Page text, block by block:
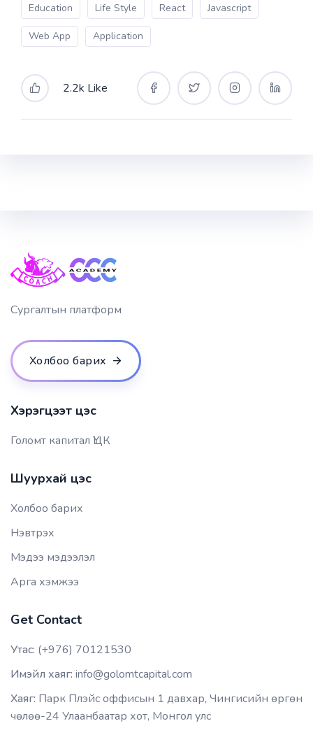
Education Life Style React Javascript
Web App Application
2.2k Like
Сургалтын платформ
Холбоо барих
Хэрэгцээт цэс
Голомт капитал ҮЦК
Шуурхай цэс
Холбоо барих
Нэвтрэх
Мэдээ мэдээлэл
Арга хэмжээ
Get Contact
Утас: (+976) 70121530
Имэйл хаяг: info@golomtcapital.com
Хаяг: Парк Плэйс оффисын 1 давхар, Чингисийн өргөн
чөлөө-24 Улаанбаатар хот, Монгол улс